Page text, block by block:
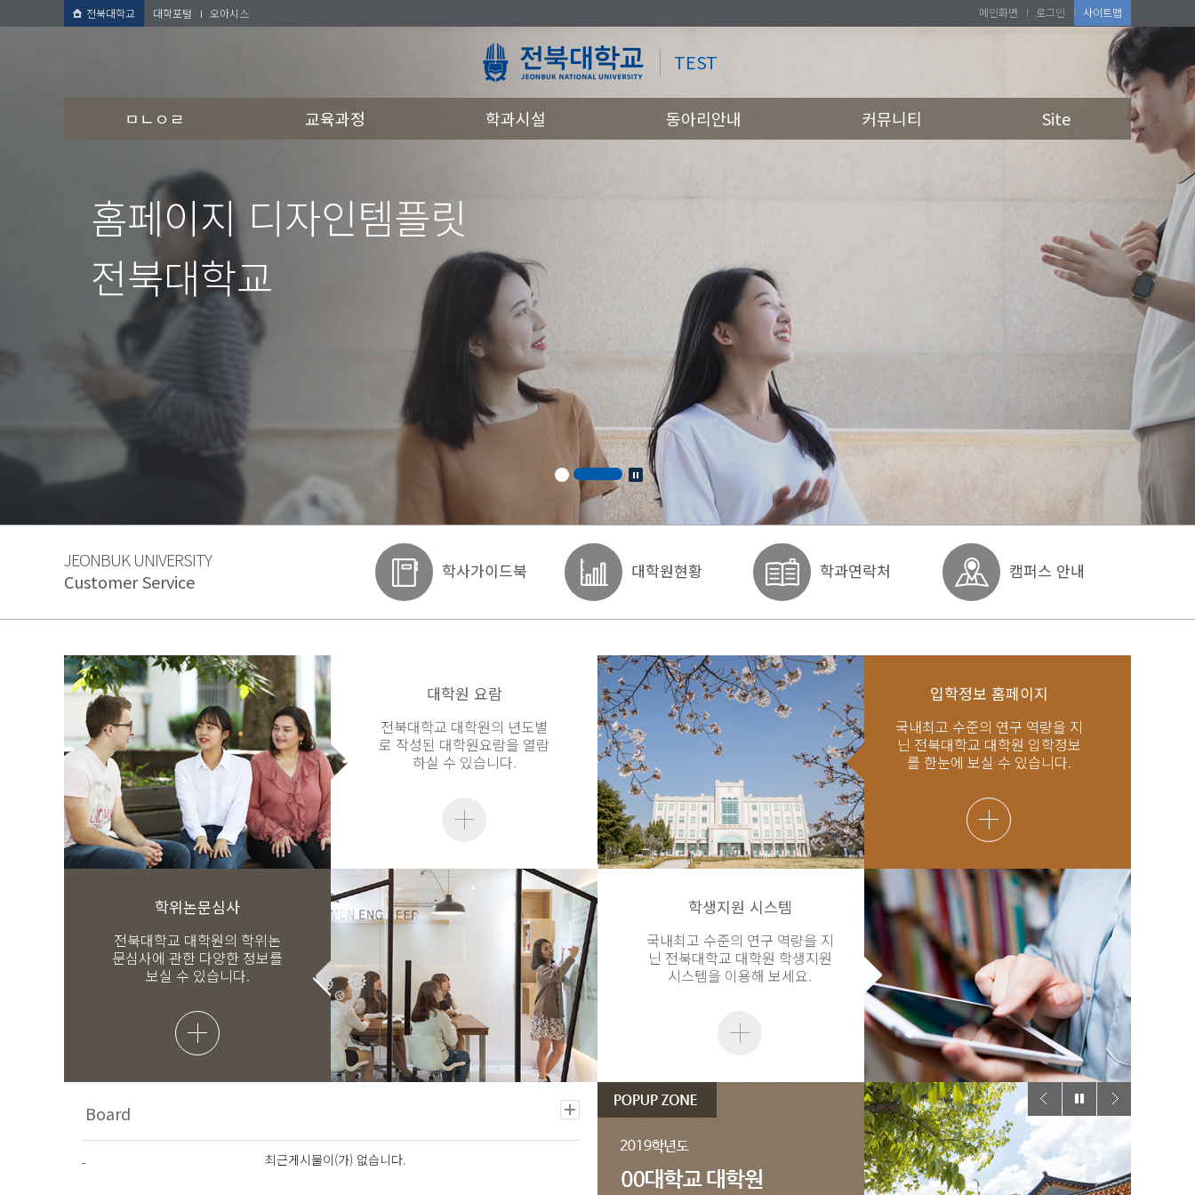
전북대학교 대학포털 오아시스
TEST
메인화면 로그인 사이트맵
ㅁㄴㅇㄹ 교육과정 학과시설 동아리안내 커뮤니티 Site
홈페이지 디자인템플릿
전북대학교
JEONBUK UNIVERSITY
Customer Service
학사가이드북 대학원현황 학과연락처 캠퍼스 안내
대학원 요람
전북대학교 대학원의 년도별
로 작성된 대학원요람을 열람
하실 수 있습니다.
입학정보 홈페이지
국내최고 수준의 연구 역량을 지
닌 전북대학교 대학원 입학정보
를 한눈에 보실 수 있습니다.
학위논문심사
전북대학교 대학원의 학위논
문심사에 관한 다양한 정보를
보실 수 있습니다.
학생지원 시스템
국내최고 수준의 연구 역량을 지
닌 전북대학교 대학원 학생지원
시스템을 이용해 보세요.
최근게시물이(가) 없습니다.